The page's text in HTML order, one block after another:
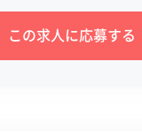
この求人に応募する